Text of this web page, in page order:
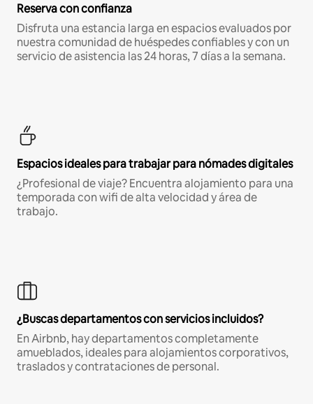
Reserva con confianza
Disfruta una estancia larga en espacios evaluados por
nuestra comunidad de huéspedes confiables y con un
servicio de asistencia las 24 horas, 7 días a la semana.
Espacios ideales para trabajar para nómades digitales
¿Profesional de viaje? Encuentra alojamiento para una
temporada con wifi de alta velocidad y área de
trabajo.
¿Buscas departamentos con servicios incluidos?
En Airbnb, hay departamentos completamente
amueblados, ideales para alojamientos corporativos,
traslados y contrataciones de personal.